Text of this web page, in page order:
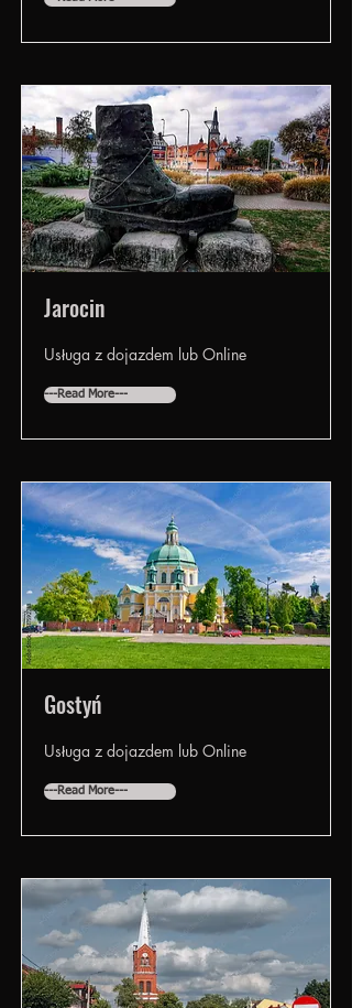
Jarocin
Usługa z dojazdem lub Online
---Read More---
Gostyń
Usługa z dojazdem lub Online
---Read More---